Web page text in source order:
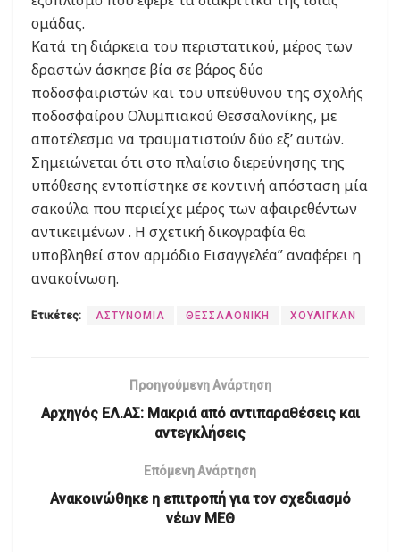
ομάδας.
Κατά τη διάρκεια του περιστατικού, μέρος των
δραστών άσκησε βία σε βάρος δύο
ποδοσφαιριστών και του υπεύθυνου της σχολής
ποδοσφαίρου Ολυμπιακού Θεσσαλονίκης, με
αποτέλεσμα να τραυματιστούν δύο εξ’ αυτών.
Σημειώνεται ότι στο πλαίσιο διερεύνησης της
υπόθεσης εντοπίστηκε σε κοντινή απόσταση μία
σακούλα που περιείχε μέρος των αφαιρεθέντων
αντικειμένων . Η σχετική δικογραφία θα
υποβληθεί στον αρμόδιο Εισαγγελέα” αναφέρει η
ανακοίνωση.
Ετικέτες: ΑΣΤΥΝΟΜΙΑ ΘΕΣΣΑΛΟΝΙΚΗ ΧΟΥΛΙΓΚΑΝ
Προηγούμενη Ανάρτηση
Αρχηγός ΕΛ.ΑΣ: Μακριά από αντιπαραθέσεις και
αντεγκλήσεις
Επόμενη Ανάρτηση
Ανακοινώθηκε η επιτροπή για τον σχεδιασμό
νέων ΜΕΘ